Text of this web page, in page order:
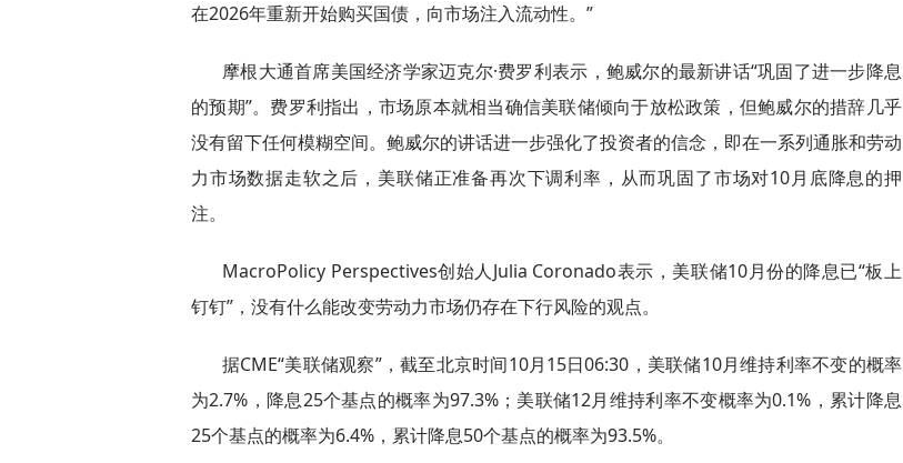
在2026年重新开始购买国债，向市场注入流动性。”
摩根大通首席美国经济学家迈克尔·费罗利表示，鲍威尔的最新讲话“巩固了进一步降息
的预期”。费罗利指出，市场原本就相当确信美联储倾向于放松政策，但鲍威尔的措辞几乎
没有留下任何模糊空间。鲍威尔的讲话进一步强化了投资者的信念，即在一系列通胀和劳动
力市场数据走软之后，美联储正准备再次下调利率，从而巩固了市场对10月底降息的押
注。
MacroPolicy Perspectives创始人Julia Coronado表示，美联储10月份的降息已“板上
钉钉”，没有什么能改变劳动力市场仍存在下行风险的观点。
据CME“美联储观察”，截至北京时间10月15日06:30，美联储10月维持利率不变的概率
为2.7%，降息25个基点的概率为97.3%；美联储12月维持利率不变概率为0.1%，累计降息
25个基点的概率为6.4%，累计降息50个基点的概率为93.5%。